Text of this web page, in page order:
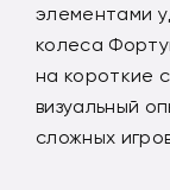
элементами
колеса
на короткие
визуальный
сложных